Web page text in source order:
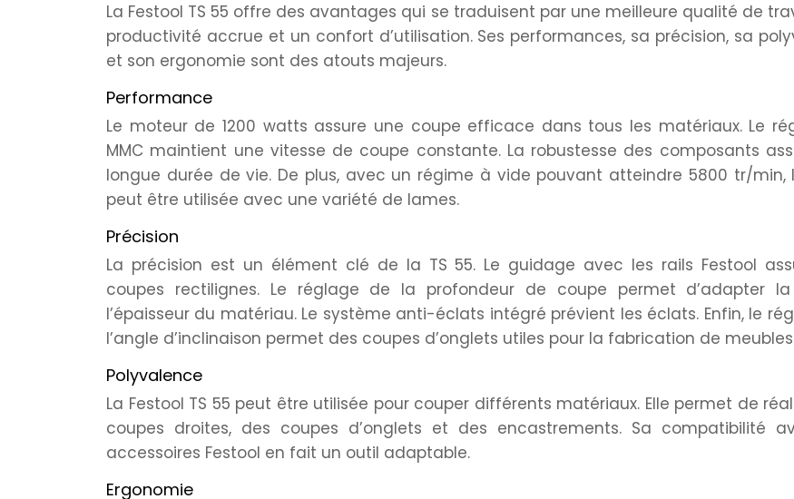
La Festool TS 55 offre des avantages qui se traduisent par une meilleure qualité de
productivité accrue et un confort d’utilisation. Ses performances, sa précision, sa
et son ergonomie sont des atouts majeurs.
Performance
Le moteur de 1200 watts assure une coupe efficace dans tous les matériaux. Le
MMC maintient une vitesse de coupe constante. La robustesse des composants
longue durée de vie. De plus, avec un régime à vide pouvant atteindre 5800 tr/min,
peut être utilisée avec une variété de lames.
Précision
La précision est un élément clé de la TS 55. Le guidage avec les rails Festool
coupes rectilignes. Le réglage de la profondeur de coupe permet d’adapter
l’épaisseur du matériau. Le système anti-éclats intégré prévient les éclats. Enfin, le
l’angle d’inclinaison permet des coupes d’onglets utiles pour la fabrication de
Polyvalence
La Festool TS 55 peut être utilisée pour couper différents matériaux. Elle permet de
coupes droites, des coupes d’onglets et des encastrements. Sa compatibilité
accessoires Festool en fait un outil adaptable.
Ergonomie